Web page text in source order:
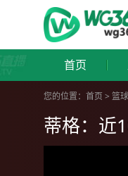
首页
您的位置： 首页 > 篮
蒂格：近